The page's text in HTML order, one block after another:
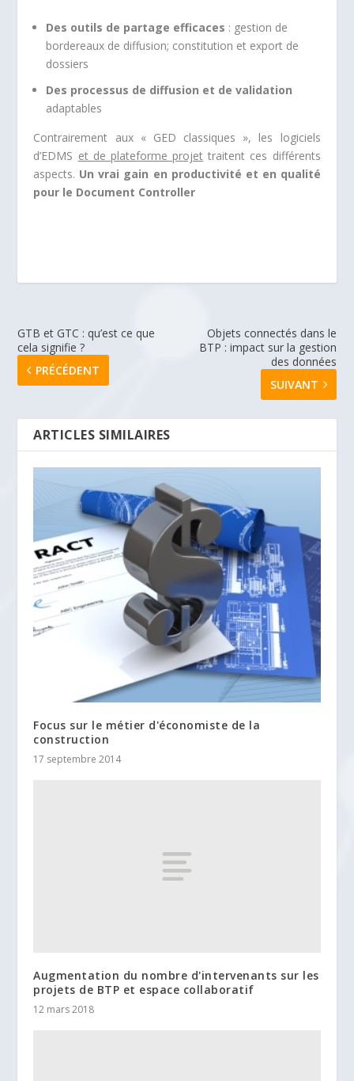
Des outils de partage efficaces : gestion de
bordereaux de diffusion; constitution et export de
dossiers
Des processus de diffusion et de validation
adaptables
Contrairement aux « GED classiques », les logiciels
d’EDMS et de plateforme projet traitent ces différents
aspects. Un vrai gain en productivité et en qualité
pour le Document Controller
GTB et GTC : qu’est ce que
cela signifie ?
PRÉCÉDENT
Objets connectés dans le
BTP : impact sur la gestion
des données
SUIVANT
ARTICLES SIMILAIRES
Focus sur le métier d'économiste de la
construction
17 septembre 2014
Augmentation du nombre d'intervenants sur les
projets de BTP et espace collaboratif
12 mars 2018